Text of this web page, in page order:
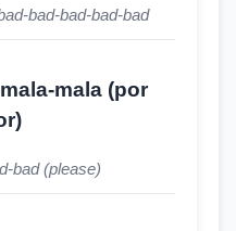
bad-bad-bad-bad
mala (por
bad (please)